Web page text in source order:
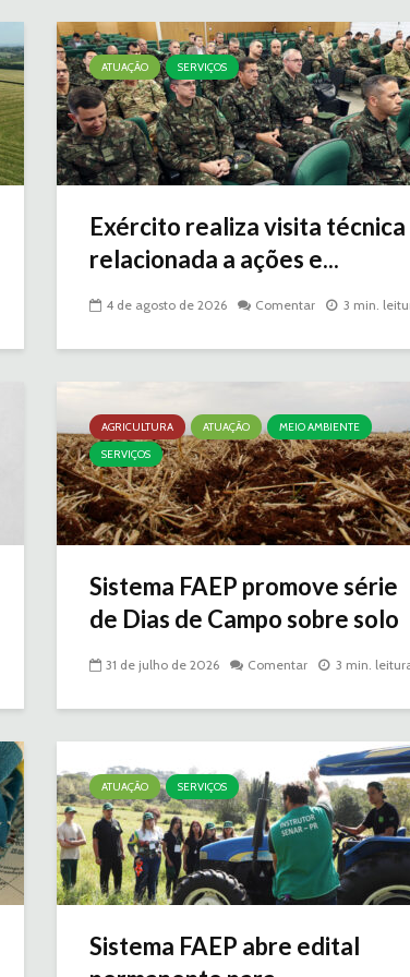
ATUAÇÃO SERVIÇOS
Exército realiza visita técnica
relacionada a ações e...
4 de agosto de 2026 Comentar 3 min.
AGRICULTURA ATUAÇÃO
MEIO AMBIENTE
SERVIÇOS
Sistema FAEP promove série
de Dias de Campo sobre solo
31 de julho de 2026 Comentar 3 min.
ATUAÇÃO SERVIÇOS
Sistema FAEP abre edital